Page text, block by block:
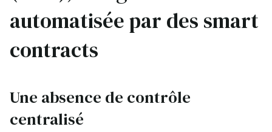
automatisée par des smart
contracts
Une absence de contrôle
centralisé